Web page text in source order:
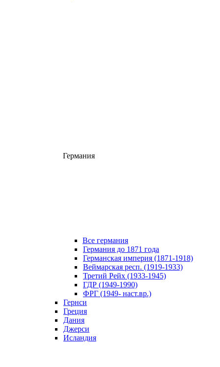
Германия
Все германия
Германия до 1871 года
Германская империя (1871-1918)
Веймарская респ. (1919-1933)
Третий Рейх (1933-1945)
ГДР (1949-1990)
ФРГ (1949- наст.вр.)
Гернси
Греция
Дания
Джерси
Исландия